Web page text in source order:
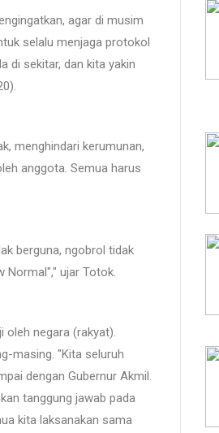
agar di musim
selalu menjaga protokol
di sekitar, dan kita yakin
menghindari kerumunan,
anggota. Semua harus
berguna, ngobrol tidak
Normal"," ujar Totok.
oleh negara (rakyat).
masing. "Kita seluruh
dengan Gubernur Akmil.
tanggung jawab pada
kita laksanakan sama